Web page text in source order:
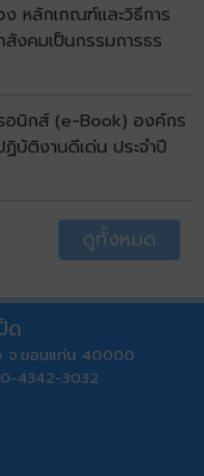
ง หลักเกณฑ์และวิธีการ
งคมเป็นกรรมการธร
อนิกส์ (e-Book) องค์กร
บัติงานดีเด่น ประจำปี
ดูทั้งหมด
ด
จ.ขอนแก่น 40000
4342-3032